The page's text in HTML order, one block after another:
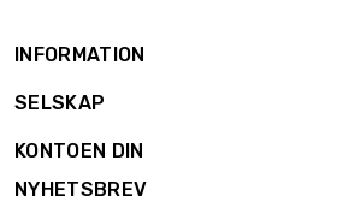
lengde : 25 Meter
INFORMATION
SELSKAP
KONTOEN DIN
NYHETSBREV